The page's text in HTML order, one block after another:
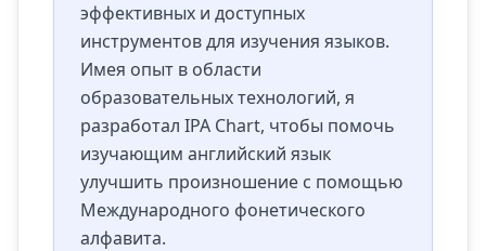
эффективных и доступных
инструментов для изучения языков.
Имея опыт в области
образовательных технологий, я
разработал IPA Chart, чтобы помочь
изучающим английский язык
улучшить произношение с помощью
Международного фонетического
алфавита.